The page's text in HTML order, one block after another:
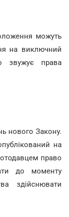
можуть
на виключний
звужує права
нового Закону.
на
право
до моменту
здійснювати